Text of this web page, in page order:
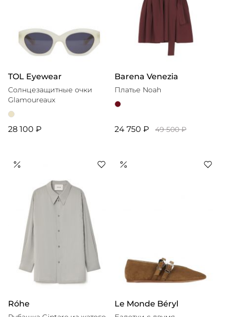
TOL Eyewear
Солнцезащитные очки
Glamoureaux
28 100 ₽
Barena Venezia
Платье Noah
24 750 ₽ 49 500 ₽
Róhe Le Monde Béryl